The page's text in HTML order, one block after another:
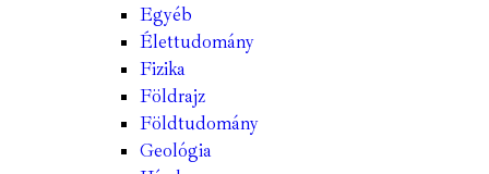
Egyéb
Élettudomány
Fizika
Földrajz
Földtudomány
Geológia